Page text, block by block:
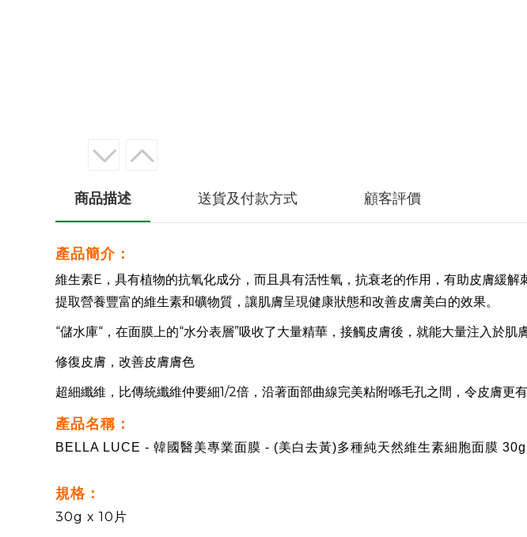
商品描述 送貨及付款方式 顧客評價
產品簡介：
維生素E，具有植物的抗氧化成分，而且具有活性氧，抗衰老的作用，有助皮膚緩
提取營養豐富的維生素和礦物質，讓肌膚呈現健康狀態和改善皮膚美白的效果。
“儲水庫“，在面膜上的“水分表層”吸收了大量精華，接觸皮膚後，就能大量注入於肌
修復皮膚，改善皮膚膚色
超細纖維，比傳統纖維仲要細1/2倍，沿著面部曲線完美粘附喺毛孔之間，令皮膚
產品名稱：
BELLA LUCE - 韓國醫美專業面膜 - (美白去黃)多種純天然維生素細胞面膜
規格：
30g x 10片